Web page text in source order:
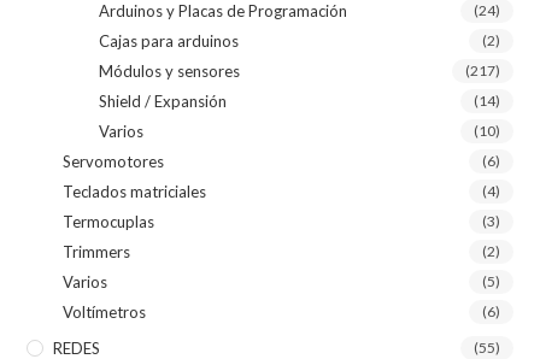
Arduinos y Placas de Programación (24)
Cajas para arduinos (2)
Módulos y sensores (217)
Shield / Expansión (14)
Varios (10)
Servomotores (6)
Teclados matriciales (4)
Termocuplas (3)
Trimmers (2)
Varios (5)
Voltímetros (6)
REDES (55)